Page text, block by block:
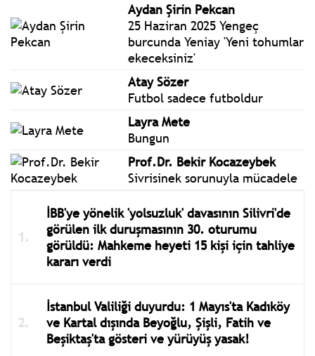
Aydan Şirin Pekcan
25 Haziran 2025 Yengeç
burcunda Yeniay 'Yeni tohumlar
ekeceksiniz'
Atay Sözer
Futbol sadece futboldur
Layra Mete
Bungun
Prof.Dr. Bekir Kocazeybek
Sivrisinek sorunuyla mücadele
İBB'ye yönelik 'yolsuzluk' davasının Silivri'de
görülen ilk duruşmasının 30. oturumu
görüldü: Mahkeme heyeti 15 kişi için tahliye
kararı verdi
İstanbul Valiliği duyurdu: 1 Mayıs'ta Kadıköy
ve Kartal dışında Beyoğlu, Şişli, Fatih ve
Beşiktaş'ta gösteri ve yürüyüş yasak!